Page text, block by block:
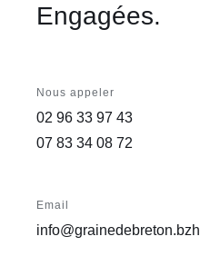
Engagées.
Nous appeler
02 96 33 97 43
07 83 34 08 72
Email
info@grainedebreton.bzh